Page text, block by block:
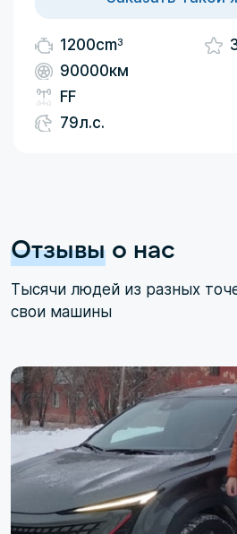
1200cm3
90000км
FF
79л.с.
Отзывы о нас
Тысячи людей из разных
свои машины